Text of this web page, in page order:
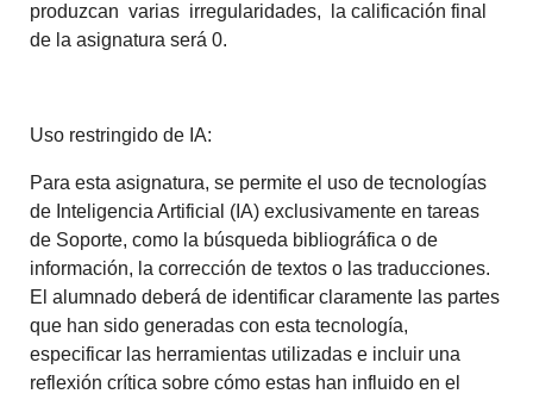
produzcan varias irregularidades, la calificación final
de la asignatura será 0.
Uso restringido de IA:
Para esta asignatura, se permite el uso de tecnologías
de Inteligencia Artificial (IA) exclusivamente en tareas
de Soporte, como la búsqueda bibliográfica o de
información, la corrección de textos o las traducciones.
El alumnado deberá de identificar claramente las partes
que han sido generadas con esta tecnología,
especificar las herramientas utilizadas e incluir una
reflexión crítica sobre cómo estas han influido en el